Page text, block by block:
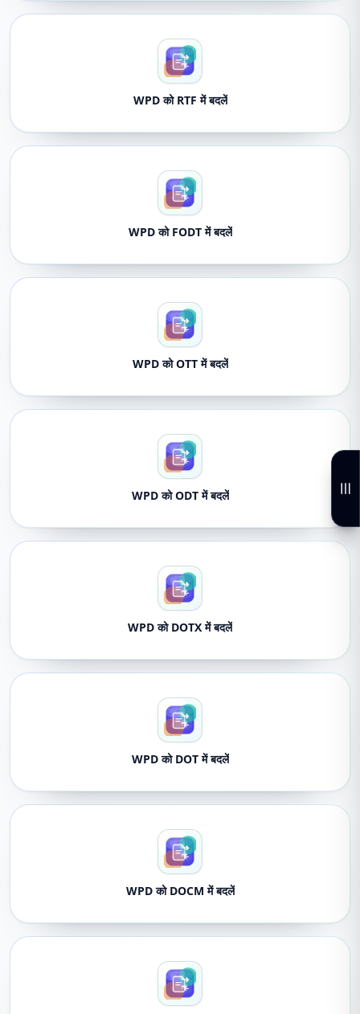
WPD को RTF में बदलें
WPD को FODT में बदलें
WPD को OTT में बदलें
WPD को ODT में बदलें
WPD को DOTX में बदलें
WPD को DOT में बदलें
WPD को DOCM में बदलें